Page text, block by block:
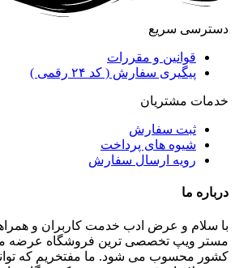
دسترسی سریع
قوانین و مقررات
پیگیری سفارش ( کد ۲۴ رقمی )
خدمات مشتریان
ثبت سفارش
شیوه های پرداخت
رویه ارسال سفارش
درباره ما
با سلام و عرض ادب خدمت کاربران و
مستر ویپ تخصصی ترین فروشگاه عرضه
کشور محسوب می شود. ما مفتخریم که